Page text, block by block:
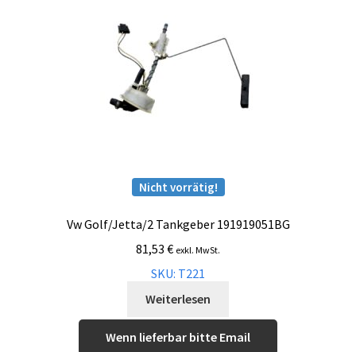
Nicht vorrätig!
Vw Golf/Jetta/2 Tankgeber 191919051BG
81,53 € exkl. MwSt.
SKU: T221
Weiterlesen
Wenn lieferbar bitte Email